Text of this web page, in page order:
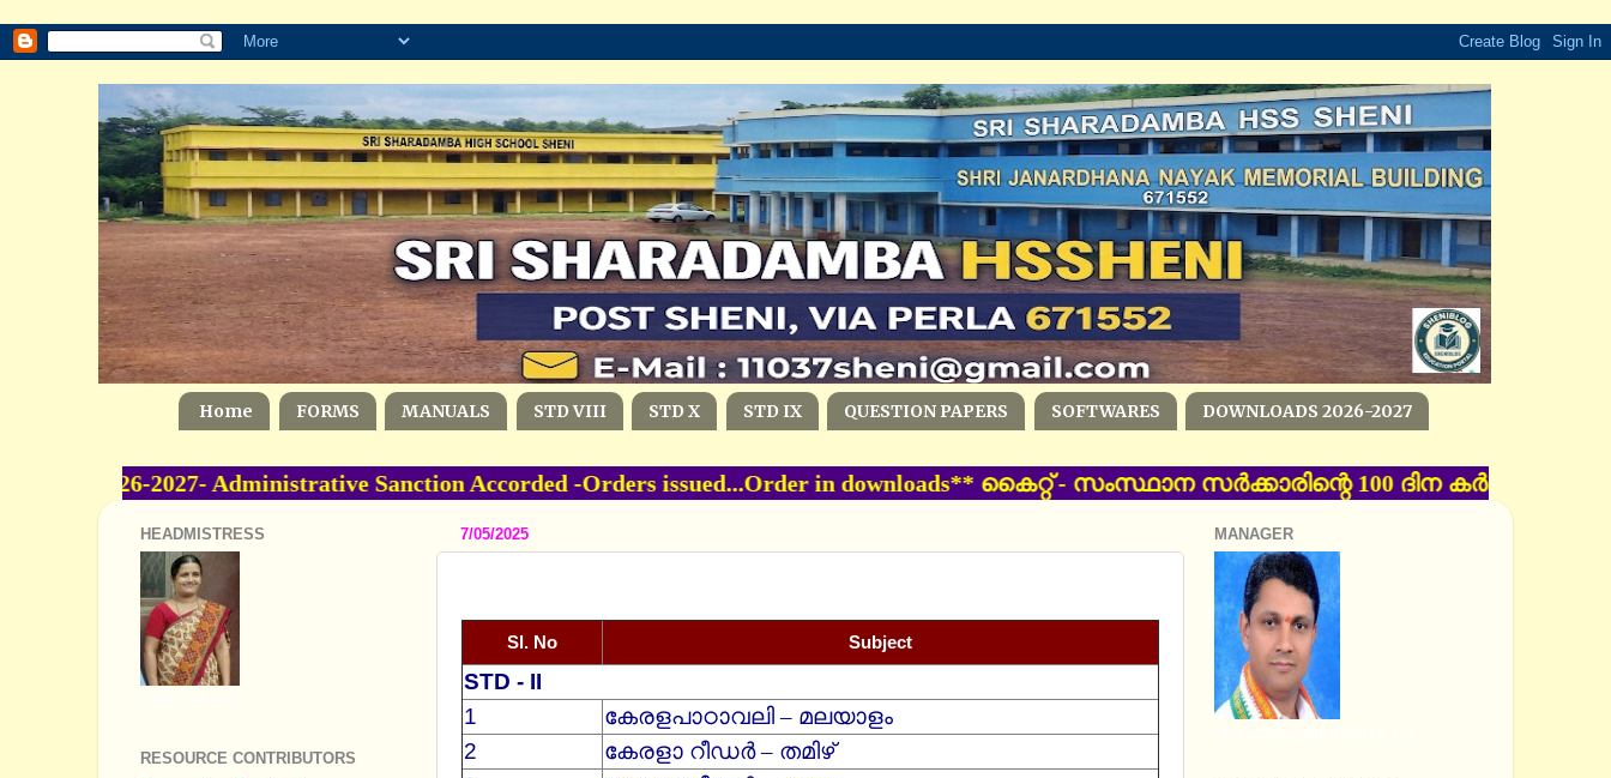
Home FORMS MANUALS STD VIII STD X STD IX QUESTION PAPERS SOFTWARES DOWNLOADS 2026-2027
Scheme -2026-2027- Administrative Sanction Accorded -Orders issued...Order in downloads** കൈറ്റ്‌ - സംസ്ഥാന
7/05/2025
Sl. No Subject
STD - II
1
കേരളപാഠാവലി – മലയാളം
2
കേരളാ റീഡര്‍ – തമിഴ്
HEADMISTRESS
RESOURCE CONTRIBUTORS
MANAGER